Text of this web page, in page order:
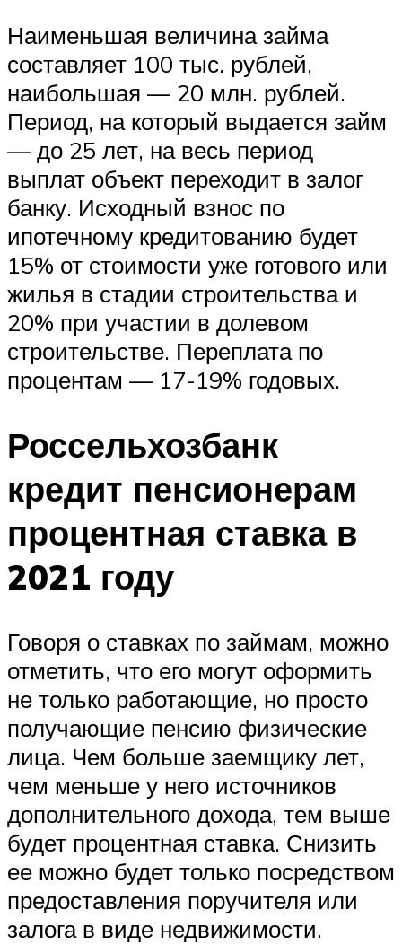
Наименьшая величина займа
составляет 100 тыс. рублей,
наибольшая — 20 млн. рублей.
Период, на который выдается займ
— до 25 лет, на весь период
выплат объект переходит в залог
банку. Исходный взнос по
ипотечному кредитованию будет
15% от стоимости уже готового или
жилья в стадии строительства и
20% при участии в долевом
строительстве. Переплата по
процентам — 17-19% годовых.
Россельхозбанк
кредит пенсионерам
процентная ставка в
2021 году
Говоря о ставках по займам, можно
отметить, что его могут оформить
не только работающие, но просто
получающие пенсию физические
лица. Чем больше заемщику лет,
чем меньше у него источников
дополнительного дохода, тем выше
будет процентная ставка. Снизить
ее можно будет только посредством
предоставления поручителя или
залога в виде недвижимости.